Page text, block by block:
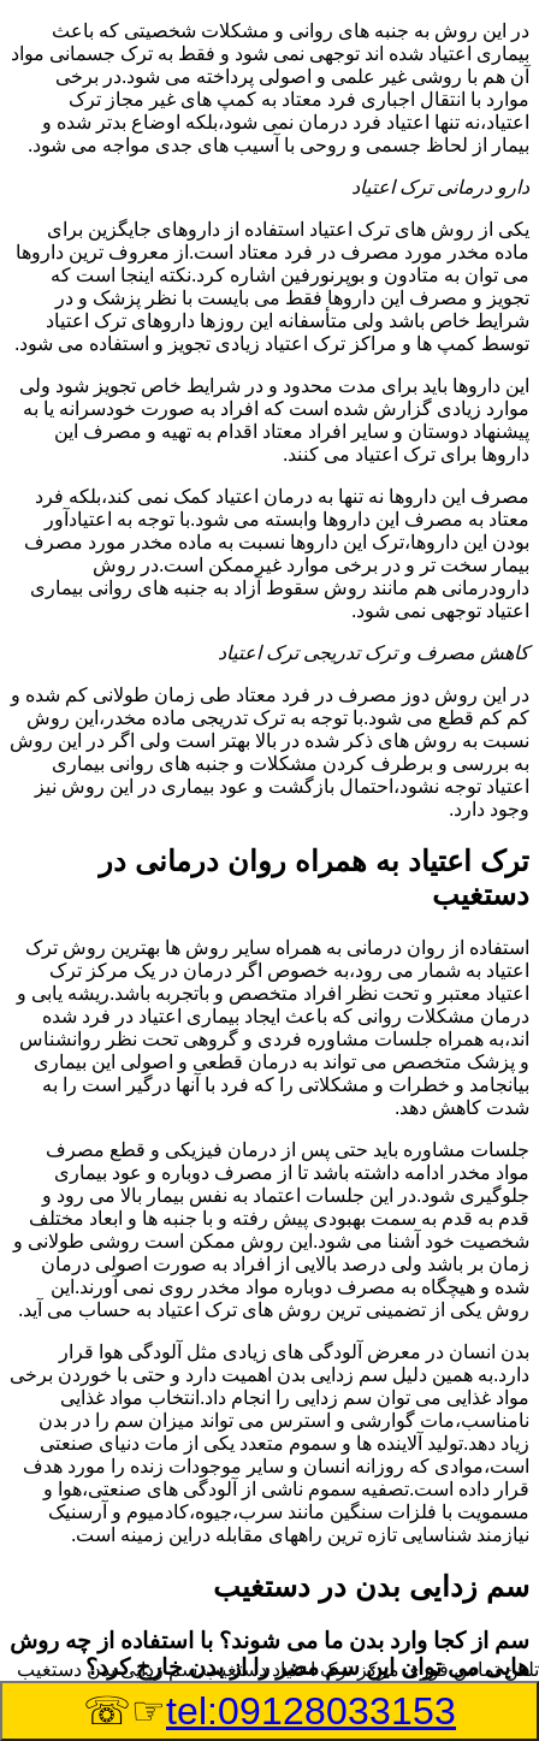
در این روش به جنبه های روانی و مشکلات شخصیتی که باعث
بیماری اعتیاد شده اند توجهی نمی شود و فقط به ترک جسمانی مواد
آن هم با روشی غیر علمی و اصولی پرداخته می شود.در برخی
موارد با انتقال اجباری فرد معتاد به کمپ های غیر مجاز ترک
اعتیاد،نه تنها اعتیاد فرد درمان نمی شود،بلکه اوضاع بدتر شده و
بیمار از لحاظ جسمی و روحی با آسیب های جدی مواجه می شود.
دارو درمانی ترک اعتیاد
یکی از روش های ترک اعتیاد استفاده از داروهای جایگزین برای
ماده مخدر مورد مصرف در فرد معتاد است.از معروف ترین داروها
می توان به متادون و بوپرنورفین اشاره کرد.نکته اینجا است که
تجویز و مصرف این داروها فقط می بایست با نظر پزشک و در
شرایط خاص باشد ولی متأسفانه این روزها داروهای ترک اعتیاد
توسط کمپ ها و مراکز ترک اعتیاد زیادی تجویز و استفاده می شود.
این داروها باید برای مدت محدود و در شرایط خاص تجویز شود ولی
موارد زیادی گزارش شده است که افراد به صورت خودسرانه یا به
پیشنهاد دوستان و سایر افراد معتاد اقدام به تهیه و مصرف این
داروها برای ترک اعتیاد می کنند.
مصرف این داروها نه تنها به درمان اعتیاد کمک نمی کند،بلکه فرد
معتاد به مصرف این داروها وابسته می شود.با توجه به اعتیادآور
بودن این داروها،ترک این داروها نسبت به ماده مخدر مورد مصرف
بیمار سخت تر و در برخی موارد غیرممکن است.در روش
دارودرمانی هم مانند روش سقوط آزاد به جنبه های روانی بیماری
اعتیاد توجهی نمی شود.
کاهش مصرف و ترک تدریجی ترک اعتیاد
در این روش دوز مصرف در فرد معتاد طی زمان طولانی کم شده و
کم کم قطع می شود.با توجه به ترک تدریجی ماده مخدر،این روش
نسبت به روش های ذکر شده در بالا بهتر است ولی اگر در این روش
به بررسی و برطرف کردن مشکلات و جنبه های روانی بیماری
اعتیاد توجه نشود،احتمال بازگشت و عود بیماری در این روش نیز
وجود دارد.
ترک اعتیاد به همراه روان درمانی در
دستغیب
استفاده از روان درمانی به همراه سایر روش ها بهترین روش ترک
اعتیاد به شمار می رود،به خصوص اگر درمان در یک مرکز ترک
اعتیاد معتبر و تحت نظر افراد متخصص و باتجربه باشد.ریشه یابی و
درمان مشکلات روانی که باعث ایجاد بیماری اعتیاد در فرد شده
اند،به همراه جلسات مشاوره فردی و گروهی تحت نظر روانشناس
و پزشک متخصص می تواند به درمان قطعی و اصولی این بیماری
بیانجامد و خطرات و مشکلاتی را که فرد با آنها درگیر است را به
شدت کاهش دهد.
جلسات مشاوره باید حتی پس از درمان فیزیکی و قطع مصرف
مواد مخدر ادامه داشته باشد تا از مصرف دوباره و عود بیماری
جلوگیری شود.در این جلسات اعتماد به نفس بیمار بالا می رود و
قدم به قدم به سمت بهبودی پیش رفته و با جنبه ها و ابعاد مختلف
شخصیت خود آشنا می شود.این روش ممکن است روشی طولانی و
زمان بر باشد ولی درصد بالایی از افراد به صورت اصولی درمان
شده و هیچگاه به مصرف دوباره مواد مخدر روی نمی آورند.این
روش یکی از تضمینی ترین روش های ترک اعتیاد به حساب می آید.
بدن انسان در معرض آلودگی های زیادی مثل آلودگی هوا قرار
دارد.به همین دلیل سم زدایی بدن اهمیت دارد و حتی با خوردن برخی
مواد غذایی می توان سم زدایی را انجام داد.انتخاب مواد غذایی
نامناسب،مات گوارشی و استرس می تواند میزان سم را در بدن
زیاد دهد.تولید آلاینده ها و سموم متعدد یکی از مات دنیای صنعتی
است،موادی که روزانه انسان و سایر موجودات زنده را مورد هدف
قرار داده است.تصفیه سموم ناشی از آلودگی های صنعتی،هوا و
مسمویت با فلزات سنگین مانند سرب،جیوه،کادمیوم و آرسنیک
نیازمند شناسایی تازه ترین راههای مقابله دراین زمینه است.
سم زدایی بدن در دستغیب
سم از کجا وارد بدن ما می شوند؟ با استفاده از چه روش
هایی می توان این سم مضر را از بدن خارج کرد؟
بطور کلی سم موجود در بدن به دو گروه عمده تقسیم می
تلفن تماس فوریمرکز ترک اعتیاد دستغیب,سم زدایی بدن دستغیب
tel:09128033153
☞☏